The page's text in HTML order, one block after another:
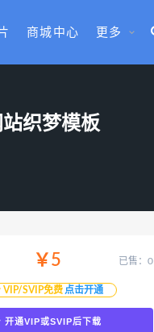
商城中心 更多
织梦模板
￥5
VIP/SVIP免费 点击开通
已售：0
开通VIP或SVIP后下载